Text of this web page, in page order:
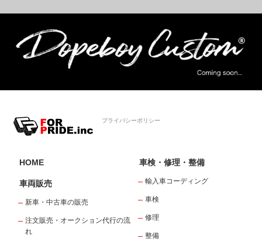
プライバシーポリシー
HOME
車両販売
新車・中古車の販売
注文販売・オークション代行の流
れ
車検・修理・整備
輸入車コーディング
車検
修理
整備